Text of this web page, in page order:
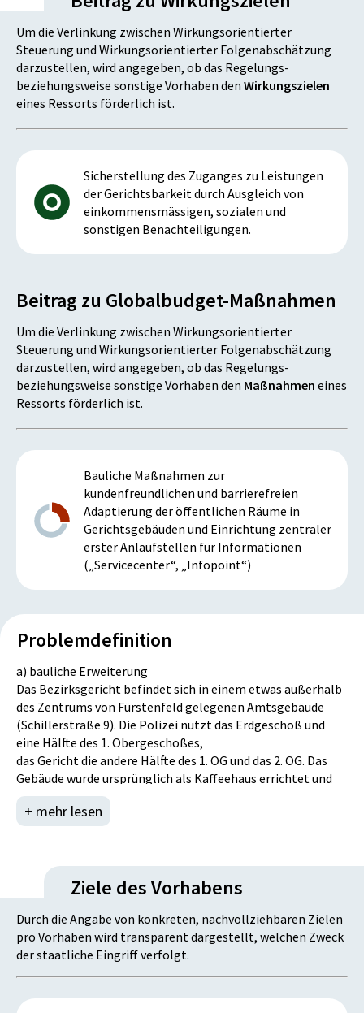
Um die Verlinkung zwischen Wirkungsorientierter
Steuerung und Wirkungsorientierter Folgenabschätzung
darzustellen, wird angegeben, ob das Regelungs-
beziehungsweise sonstige Vorhaben den Wirkungszielen
eines Ressorts förderlich ist.
Sicherstellung des Zuganges zu Leistungen
der Gerichtsbarkeit durch Ausgleich von
einkommensmässigen, sozialen und
sonstigen Benachteiligungen.
Beitrag zu Globalbudget-Maßnahmen
Um die Verlinkung zwischen Wirkungsorientierter
Steuerung und Wirkungsorientierter Folgenabschätzung
darzustellen, wird angegeben, ob das Regelungs-
beziehungsweise sonstige Vorhaben den Maßnahmen eines
Ressorts förderlich ist.
Bauliche Maßnahmen zur
kundenfreundlichen und barrierefreien
Adaptierung der öffentlichen Räume in
Gerichtsgebäuden und Einrichtung zentraler
erster Anlaufstellen für Informationen
(„Servicecenter“, „Infopoint“)
Problemdefinition
a) bauliche Erweiterung
Das Bezirksgericht befindet sich in einem etwas außerhalb
des Zentrums von Fürstenfeld gelegenen Amtsgebäude
(Schillerstraße 9). Die Polizei nutzt das Erdgeschoß und
eine Hälfte des 1. Obergeschoßes,
das Gericht die andere Hälfte des 1. OG und das 2. OG. Das
Gebäude wurde ursprünglich als Kaffeehaus errichtet und
beherbergte später die Bezirkshaupt-mannschaft. Nach
Generalsanierung zogen 1973 das
zur Durchsetzung des Waffenverbots bei Gericht
vorgesehenen Sicherheitskontrollen sind jedoch
Aufzugs mit vernünftigem wirtschaftlichem Aufwand nicht
organisierbar. Beim BG Fürstenfeld waren bis 30.6.2013 1,7
Richter- und 6,8 sonstige Planstellen systemisiert und
insgesamt 13 „Köpfe“ tätig. Durch die Aufnahme des mit
+ mehr lesen
Ziele des Vorhabens
Durch die Angabe von konkreten, nachvollziehbaren Zielen
pro Vorhaben wird transparent dargestellt, welchen Zweck
der staatliche Eingriff verfolgt.